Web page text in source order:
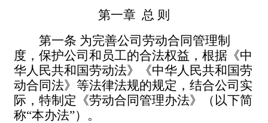
第一章 总 则
第一条 为完善公司劳动合同管理制
度，保护公司和员工的合法权益，根据《中
华人民共和国劳动法》《中华人民共和国劳
动合同法》等法律法规的规定，结合公司实
际，特制定《劳动合同管理办法》（以下简
称“本办法”）。